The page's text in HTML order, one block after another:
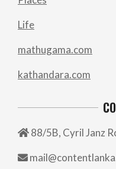
Life
mathugama.com
kathandara.com
88/5B, Cyril Janz